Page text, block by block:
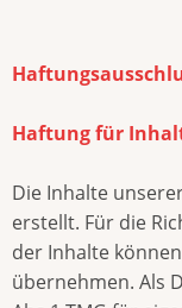
Haftung für
Die Inhalte
erstellt. Für die
der Inhalte
übernehmen. Als